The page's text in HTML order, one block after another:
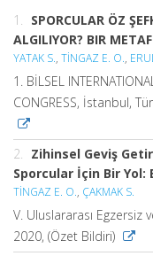
1.
SPORCULAR ÖZ
ALGILIYOR? BIR
YATAK S., TİNGAZ E. O.,
1. BİLSEL
CONGRESS, İstanbul,
2.
Zihinsel Geviş
Sporcular İçin Bir Yol:
TİNGAZ E. O., ÇAKMAK S.
V. Uluslararası Egzersiz
2020, (Özet Bildiri)